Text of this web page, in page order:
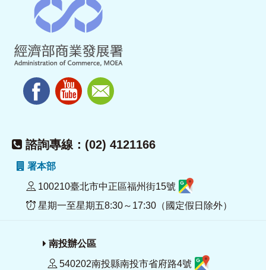
諮詢專線：(02) 4121166
署本部
100210臺北市中正區福州街15號
星期一至星期五8:30～17:30（國定假日除外）
南投辦公區
540202南投縣南投市省府路4號